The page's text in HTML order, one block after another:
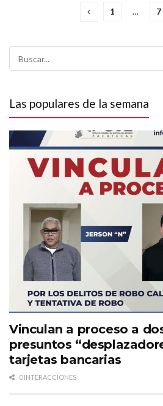
1 … 7
Las populares de la semana
Vinculan a proceso a
presuntos
tarjetas bancarias
0 INTERACCIONES